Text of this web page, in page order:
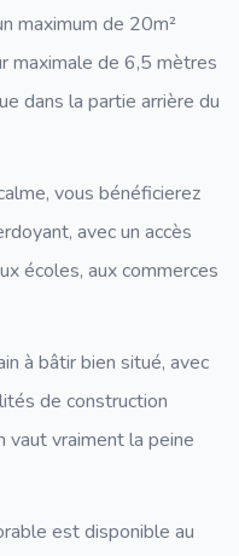
maximum de 20m²
maximale de 6,5 mètres
dans la partie arrière du
vous bénéficierez
avec un accès
écoles, aux commerces
à bâtir bien situé, avec
de construction
vaut vraiment la peine
est disponible au